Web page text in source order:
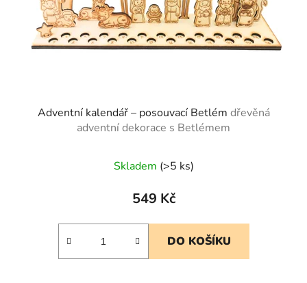
Adventní kalendář – posouvací Betlém dřevěná
adventní dekorace s Betlémem
Skladem (>5 ks)
549 Kč
DO KOŠÍKU